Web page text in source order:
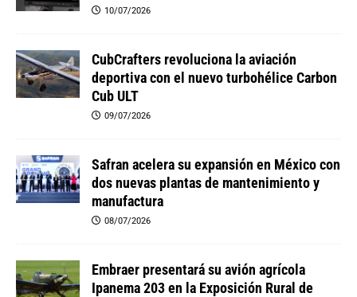
10/07/2026
CubCrafters revoluciona la aviación
deportiva con el nuevo turbohélice Carbon
Cub ULT
09/07/2026
Safran acelera su expansión en México con
dos nuevas plantas de mantenimiento y
manufactura
08/07/2026
Embraer presentará su avión agrícola
Ipanema 203 en la Exposición Rural de